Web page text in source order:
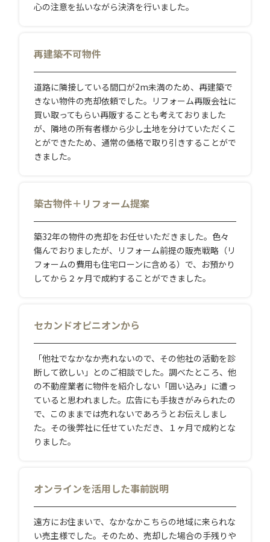
心の注意を払いながら決済を行いました。
再建築不可物件
道路に隣接している間口が2m未満のため、再建築で
きない物件の売却依頼でした。リフォーム再販会社に
買い取ってもらい再販することも考えておりました
が、隣地の所有者様から少し土地を分けていただくこ
とができたため、通常の価格で取り引きすることがで
きました。
築古物件＋リフォーム提案
築32年の物件の売却をお任せいただきました。色々
傷んでおりましたが、リフォーム前提の販売戦略（リ
フォームの費用も住宅ローンに含める）で、お預かり
してから２ヶ月で成約することができました。
セカンドオピニオンから
「他社でなかなか売れないので、その他社の活動を診
断して欲しい」とのご相談でした。調べたところ、他
の不動産業者に物件を紹介しない「囲い込み」に遭っ
ていると思われました。広告にも手抜きがみられたの
で、このままでは売れないであろうとお伝えしまし
た。その後弊社に任せていただき、１ヶ月で成約とな
りました。
オンラインを活用した事前説明
遠方にお住まいで、なかなかこちらの地域に来られな
い売主様でした。そのため、売却した場合の手残りや